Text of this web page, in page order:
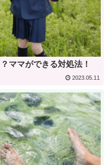
ママができる対処法！
2023.05.11